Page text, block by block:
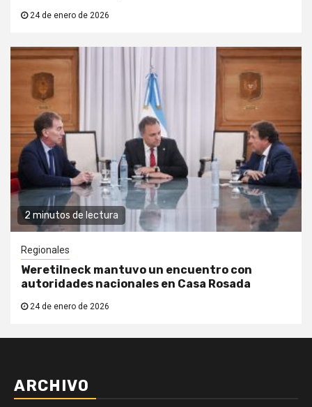
24 de enero de 2026
2 minutos de lectura
Regionales
Weretilneck mantuvo un encuentro con
autoridades nacionales en Casa Rosada
24 de enero de 2026
ARCHIVO